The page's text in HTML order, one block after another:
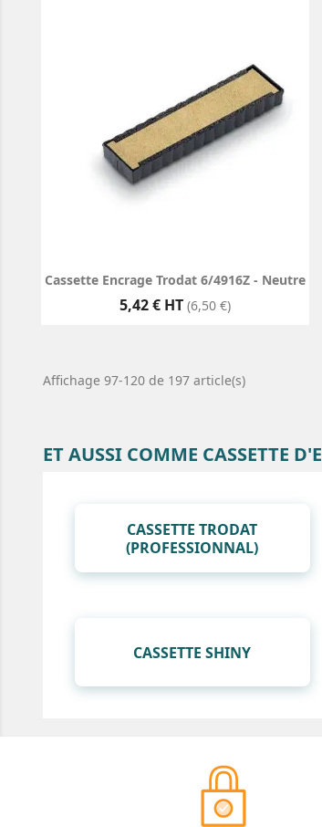
Cassette Encrage Trodat 6/4916Z - Neutre
Prix
5,42 € HT (6,50 €)
Affichage 97-120 de 197 article(s)
ET AUSSI COMME CASSETTE
CASSETTE TRODAT
(PROFESSIONNAL)
CASSETTE SHINY